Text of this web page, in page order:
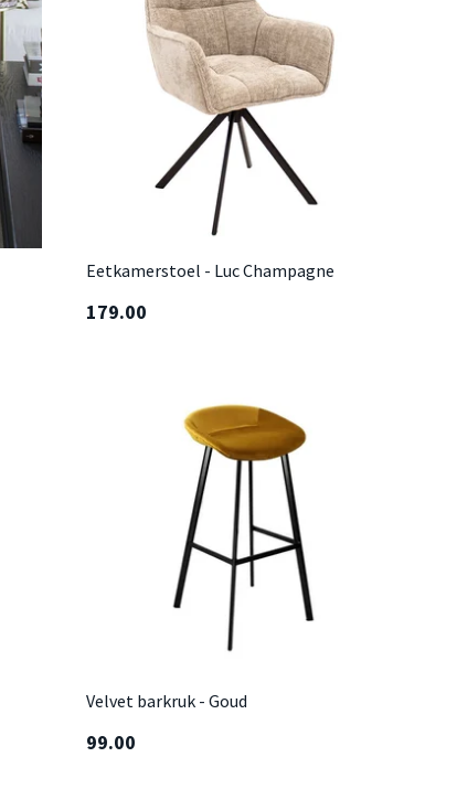
Eetkamerstoel - Luc Champagne
179.00
Velvet barkruk - Goud
99.00